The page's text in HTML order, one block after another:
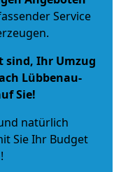
Service
sind, Ihr Umzug
Lübbenau-
Sie!
natürlich
Sie Ihr Budget